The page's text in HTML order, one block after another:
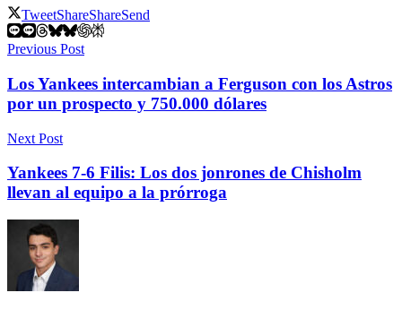
TweetShareShareSend
Previous Post
Los Yankees intercambian a Ferguson con los Astros
por un prospecto y 750.000 dólares
Next Post
Yankees 7-6 Filis: Los dos jonrones de Chisholm
llevan al equipo a la prórroga